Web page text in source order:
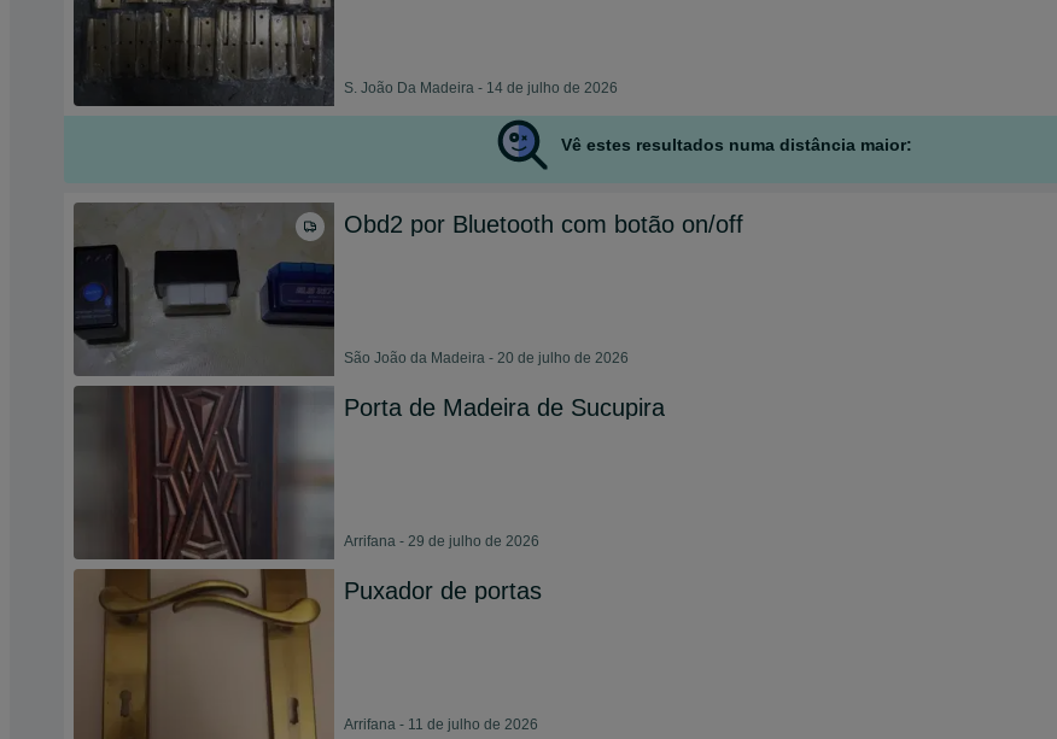
S. João Da Madeira - 14 de julho de 2026
Vê estes resultados numa distância maior:
Obd2 por Bluetooth com botão on/off
São João da Madeira - 20 de julho de 2026
Porta de Madeira de Sucupira
Arrifana - 29 de julho de 2026
Puxador de portas
Arrifana - 11 de julho de 2026